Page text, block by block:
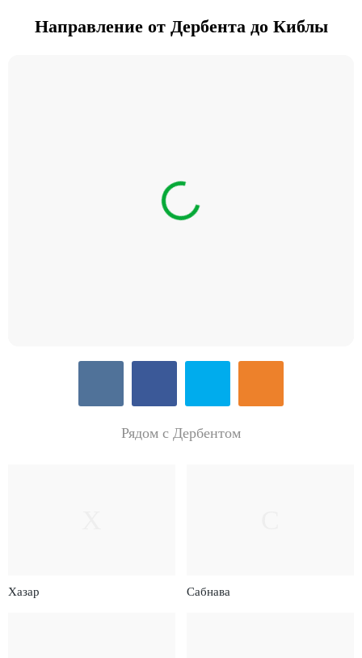
Направление от Дербента до Киблы
Рядом с Дербентом
Хазар Сабнава